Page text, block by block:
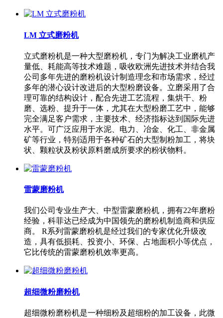
LM 立式磨粉机
立式磨粉机是一种大型磨粉机，专门为解决工业磨机产
量低、耗能高等技术难题，吸收欧洲先进技术并结合我
公司多年先进的磨粉机设计制造理念和市场需求，经过
多年的潜心设计改进后的大型粉磨设备。立磨采用了合
理可靠的结构设计，配合先进工艺流程，集烘干、粉
磨、选粉、提升于一体，尤其在大型粉磨工艺中，能够
完全满足客户需求，主要技术、经济指标达到国际先进
水平。可广泛应用于水泥、电力、冶金、化工、非金属
矿等行业，特别适用于各种矿石的大型制粉加工，将块
状、颗粒状及粉状原料磨成所要求的粉状物料。
雷蒙磨粉机
我们公司专业生产大、中型雷蒙磨粉机，拥有22年磨粉
经验，科菲达已经成为中国领先的磨粉机制造商和供应
商。 R系列雷蒙磨粉机是经过我们的专家优化升级改
造，具有低损耗、投资小、环保、占地面积小等优点，
它比传统的雷蒙磨粉机效率更高。
超细微粉磨粉机
超细微粉磨粉机是一种细粉及超细粉的加工设备，此微